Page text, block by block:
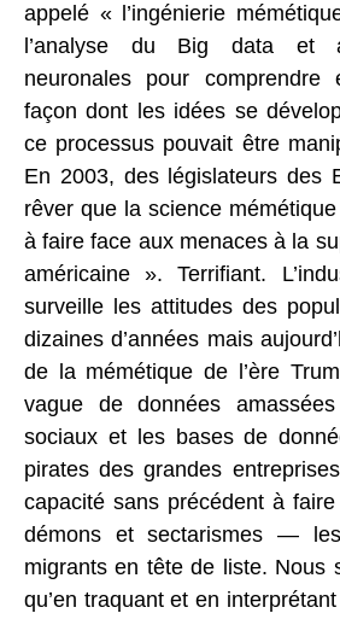
appelé « l’ingénierie
l’analyse du Big data et
neuronales pour
façon dont les idées se
ce processus pouvait être
En 2003, des législateurs des
rêver que la science
à faire face aux menaces à la
américaine ». Terrifiant.
surveille les attitudes des
dizaines d’années mais
de la mémétique de l’ère
vague de données
sociaux et les bases de
pirates des grandes
capacité sans précédent à
démons et sectarismes —
migrants en tête de liste. Nous
qu’en traquant et en